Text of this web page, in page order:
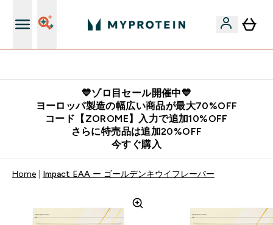
💙ゾロ目セール開催中💙
ヨーロッパ製造の幅広い商品が最大70%OFF
コード【ZOROME】入力で追加10%OFF
さらに特売品は追加20%OFF
今すぐ購入
Home Impact EAA ー ゴールデンキウイフレーバー